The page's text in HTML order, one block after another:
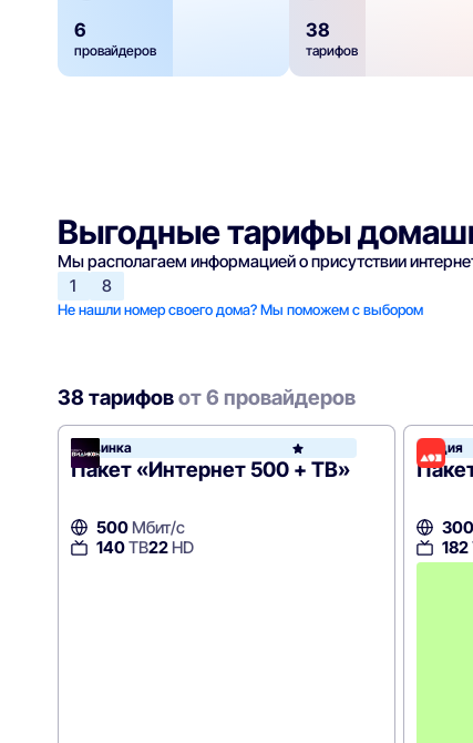
6
провайдеров
38
тарифов
Выгодные тарифы
Мы располагаем информацией о присутствии
1
8
Не нашли номер своего дома? Мы поможем с выбором
38 тарифовот 6 провайдеров
Новинка
Пакет «Интернет 500 + ТВ»
500Мбит/с
140ТВ22HD
Акция
300
182